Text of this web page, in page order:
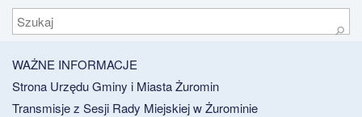
Szukaj
⚲
WAŻNE INFORMACJE
Strona Urzędu Gminy i Miasta Żuromin
Transmisje z Sesji Rady Miejskiej w Żurominie